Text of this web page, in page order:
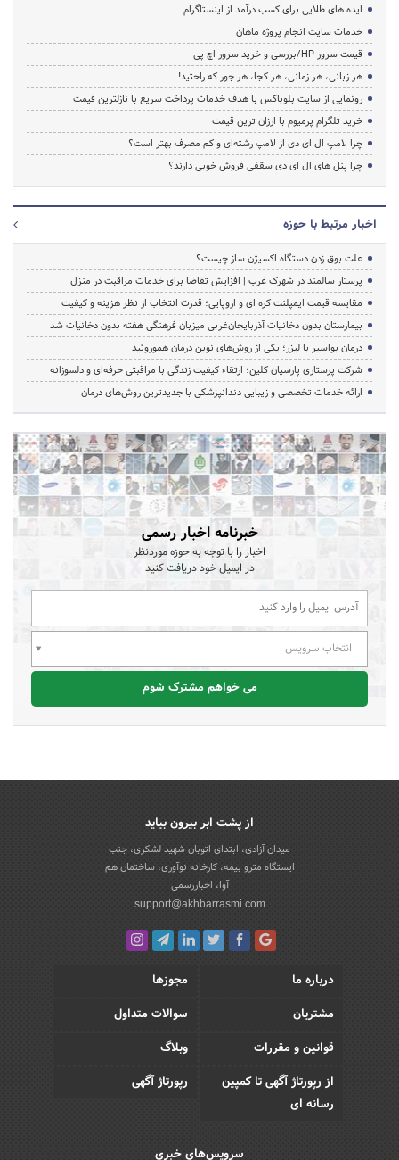
ایده های طلایی برای کسب درآمد از اینستاگرام
خدمات سایت انجام پروژه ماهان
قیمت سرور HP/بررسی و خرید سرور اچ پی
هر زبانی، هر زمانی، هر کجا، هر جور که راحتید!
رونمایی از سایت بلوباکس با هدف خدمات پرداخت سریع با نازلترین قیمت
خرید تلگرام پرمیوم با ارزان ترین قیمت
چرا لامپ ال ای دی از لامپ رشته‌ای و کم مصرف بهتر است؟
چرا پنل های ال ای دی سقفی فروش خوبی دارند؟
اخبار مرتبط با حوزه
علت بوق زدن دستگاه اکسیژن ساز چیست؟
پرستار سالمند در شهرک غرب | افزایش تقاضا برای خدمات مراقبت در منزل
مقایسه قیمت ایمپلنت کره ای و اروپایی؛ قدرت انتخاب از نظر هزینه و کیفیت
بیمارستان بدون دخانیات آذربایجان‌غربی میزبان فرهنگی هفته بدون دخانیات شد
درمان بواسیر با لیزر؛ یکی از روش‌های نوین درمان هموروئید
شرکت پرستاری پارسیان کلین؛ ارتقاء کیفیت زندگی با مراقبتی حرفه‌ای و دلسوزانه
ارائه خدمات تخصصی و زیبایی دندانپزشکی با جدیدترین روش‌های درمان
خبرنامه اخبار رسمی
اخبار را با توجه به حوزه موردنظر
در ایمیل خود دریافت کنید
انتخاب سرویس
می خواهم مشترک شوم
از پشت ابر بیرون بیاید
میدان آزادی، ابتدای اتوبان شهید لشکری، جنب
ایستگاه مترو بیمه، کارخانه نوآوری، ساختمان هم
آوا، اخباررسمی
support@akhbarrasmi.com
درباره ما
مجوزها
مشتریان
سوالات متداول
قوانین و مقررات
وبلاگ
از رپورتاژ آگهی تا کمپین
رسانه ای
رپورتاژ آگهی
سرویس‌های خبری